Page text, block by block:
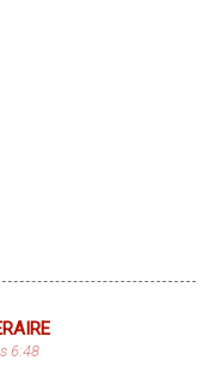
6:48